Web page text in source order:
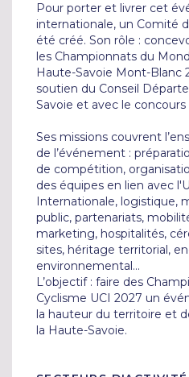
Pour porter et livrer cet
internationale, un Comité
été créé. Son rôle :
les Championnats du
Haute-Savoie Mont-Blanc
soutien du Conseil
Savoie et avec le concours
Ses missions couvrent
de l’événement :
de compétition,
des équipes en lien avec
Internationale, logistique,
public, partenariats,
marketing, hospitalités,
sites, héritage territorial,
environnemental...
L’objectif : faire des
Cyclisme UCI 2027 un
la hauteur du territoire et
la Haute-Savoie.